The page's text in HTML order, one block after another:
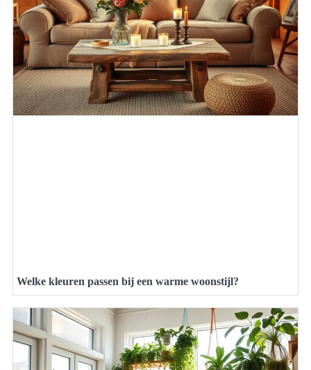
Welke kleuren passen bij een warme woonstijl?